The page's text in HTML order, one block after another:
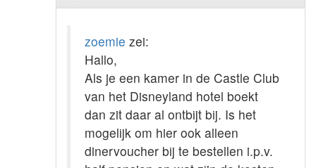
zoemie zei:
Hallo,
Als je een kamer in de Castle Club
van het Disneyland hotel boekt
dan zit daar al ontbijt bij. Is het
mogelijk om hier ook alleen
dinervoucher bij te bestellen i.p.v.